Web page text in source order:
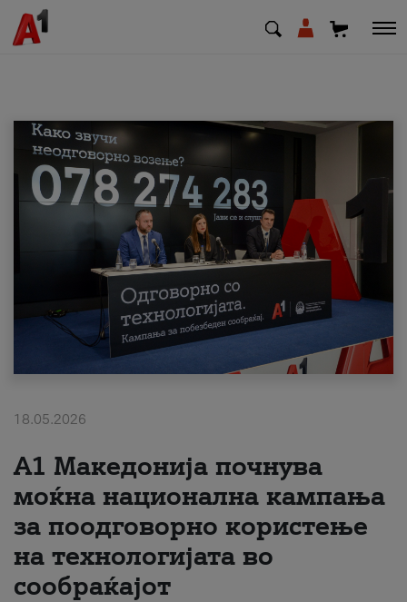
МК EN SQ
Деловни
Поддршка
Надополни кредит
#ПодобарОнлајн
18.05.2026
A1 Македонија почнува
моќна национална кампања
за поодговорно користење
на технологијата во
сообраќајот